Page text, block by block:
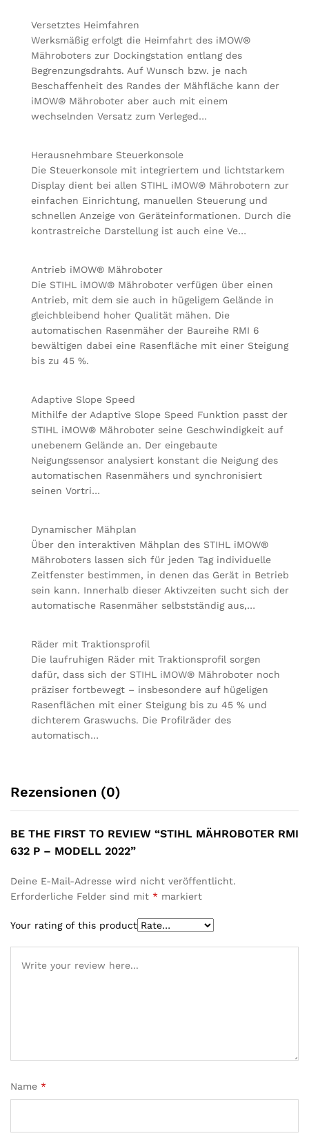
Versetztes Heimfahren
Werksmäßig erfolgt die Heimfahrt des iMOW®
Mähroboters zur Dockingstation entlang des
Begrenzungsdrahts. Auf Wunsch bzw. je nach
Beschaffenheit des Randes der Mähfläche kann der
iMOW® Mähroboter aber auch mit einem
wechselnden Versatz zum Verleged…
Herausnehmbare Steuerkonsole
Die Steuerkonsole mit integriertem und lichtstarkem
Display dient bei allen STIHL iMOW® Mährobotern zur
einfachen Einrichtung, manuellen Steuerung und
schnellen Anzeige von Geräteinformationen. Durch die
kontrastreiche Darstellung ist auch eine Ve…
Antrieb iMOW® Mähroboter
Die STIHL iMOW® Mähroboter verfügen über einen
Antrieb, mit dem sie auch in hügeligem Gelände in
gleichbleibend hoher Qualität mähen. Die
automatischen Rasenmäher der Baureihe RMI 6
bewältigen dabei eine Rasenfläche mit einer Steigung
bis zu 45 %.
Adaptive Slope Speed
Mithilfe der Adaptive Slope Speed Funktion passt der
STIHL iMOW® Mähroboter seine Geschwindigkeit auf
unebenem Gelände an. Der eingebaute
Neigungssensor analysiert konstant die Neigung des
automatischen Rasenmähers und synchronisiert
seinen Vortri…
Dynamischer Mähplan
Über den interaktiven Mähplan des STIHL iMOW®
Mähroboters lassen sich für jeden Tag individuelle
Zeitfenster bestimmen, in denen das Gerät in Betrieb
sein kann. Innerhalb dieser Aktivzeiten sucht sich der
automatische Rasenmäher selbstständig aus,…
Räder mit Traktionsprofil
Die laufruhigen Räder mit Traktionsprofil sorgen
dafür, dass sich der STIHL iMOW® Mähroboter noch
präziser fortbewegt – insbesondere auf hügeligen
Rasenflächen mit einer Steigung bis zu 45 % und
dichterem Graswuchs. Die Profilräder des
automatisch…
Rezensionen (0)
BE THE FIRST TO REVIEW “STIHL MÄHROBOTER RMI
632 P – MODELL 2022”
Deine E-Mail-Adresse wird nicht veröffentlicht.
Erforderliche Felder sind mit * markiert
Your rating of this product
Name *